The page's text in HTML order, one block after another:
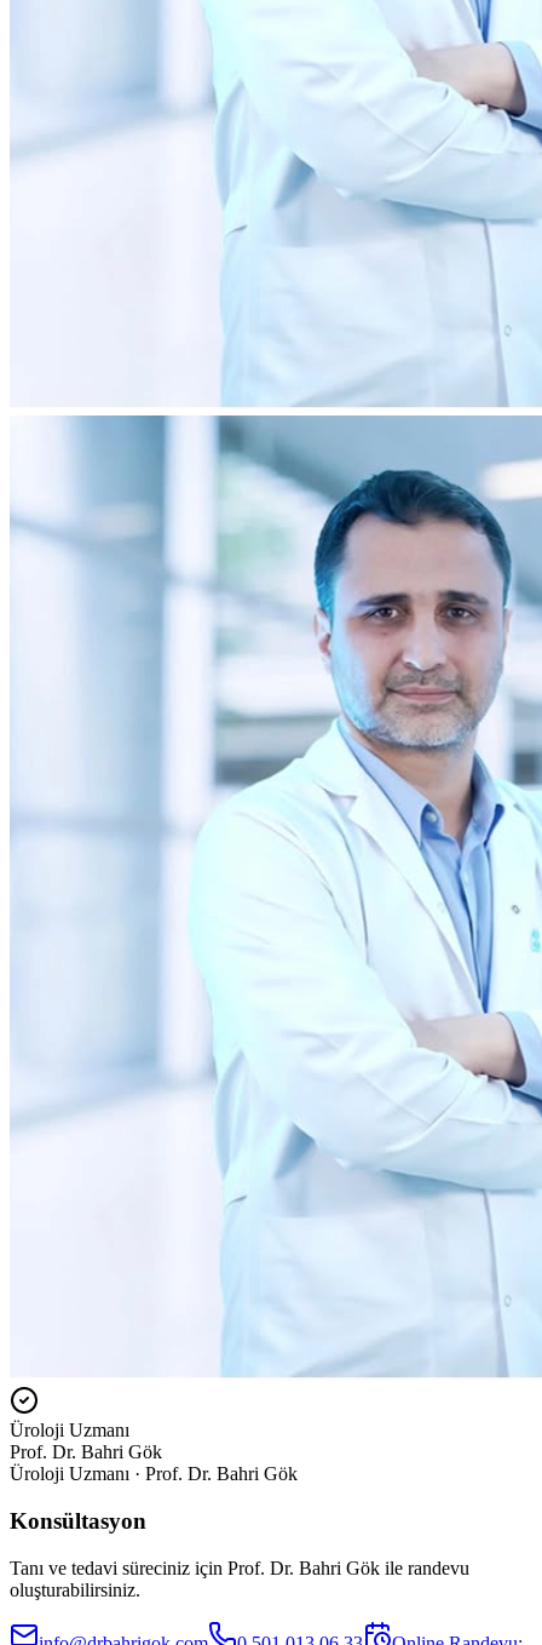
Üroloji Uzmanı
Prof. Dr. Bahri Gök
Üroloji Uzmanı · Prof. Dr. Bahri Gök
Konsültasyon
Tanı ve tedavi süreciniz için Prof. Dr. Bahri Gök ile randevu
oluşturabilirsiniz.